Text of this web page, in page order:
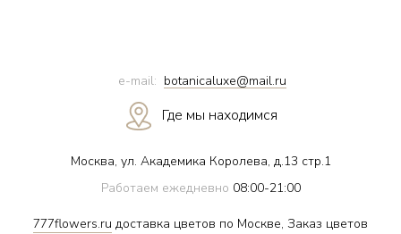
e-mail: botanicaluxe@mail.ru
Где мы находимся
Москва, ул. Академика Королева, д.13 стр.1
Работаем ежедневно 08:00-21:00
777flowers.ru доставка цветов по Москве, Заказ цветов